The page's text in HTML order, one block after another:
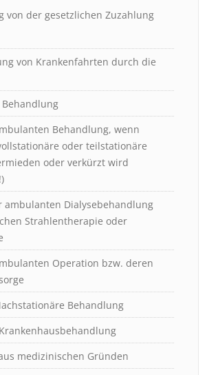
von der gesetzlichen Zuzahlung
von Krankenfahrten durch die
Behandlung, wenn
oder teilstationäre
oder verkürzt wird
ambulanten Dialysebehandlung
Strahlentherapie oder
Operation bzw. deren
Behandlung
medizinischen Gründen